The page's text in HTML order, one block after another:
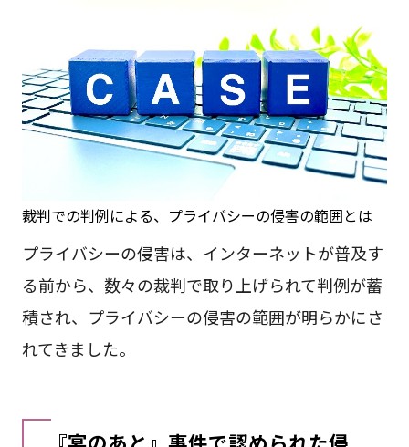
裁判での判例による、プライバシーの侵害の範囲とは
プライバシーの侵害は、インターネットが普及す
る前から、数々の裁判で取り上げられて判例が蓄
積され、プライバシーの侵害の範囲が明らかにさ
れてきました。